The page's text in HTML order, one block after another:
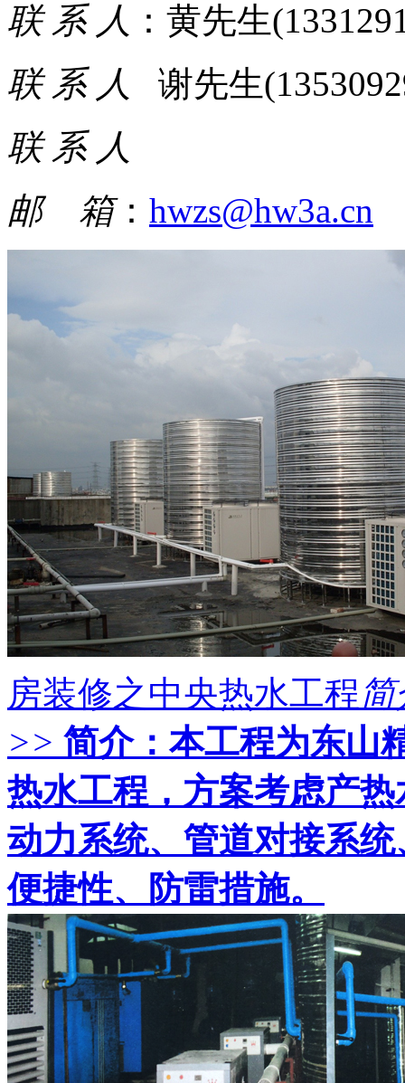
联 系 人 ：黄先生
联 系 人
谢先生
联 系 人
邮 箱： hwzs@hw3a.cn
房装修之中央热水工程
>> 简介：本工程为东山
热水工程，方案考虑产
动力系统、管道对接系
便捷性、防雷措施。